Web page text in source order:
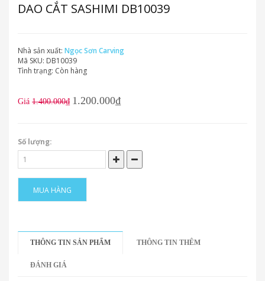
DAO CẮT SASHIMI DB10039
Nhà sản xuất: Ngọc Sơn Carving
Mã SKU: DB10039
Tình trạng: Còn hàng
Giá 1.400.000₫ 1.200.000₫
Số lượng:
MUA HÀNG
THÔNG TIN SẢN PHẨM THÔNG TIN THÊM
ĐÁNH GIÁ